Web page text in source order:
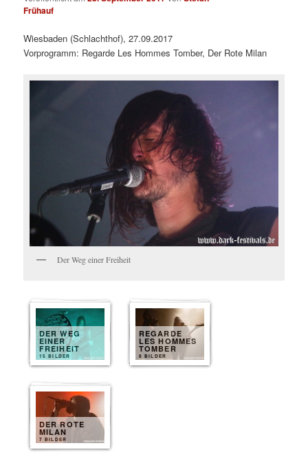
Frühauf
Wiesbaden (Schlachthof), 27.09.2017
Vorprogramm: Regarde Les Hommes Tomber, Der Rote Milan
Der Weg einer Freiheit
DER WEG
EINER
FREIHEIT
15 BILDER
REGARDE
LES HOMMES
TOMBER
8 BILDER
DER ROTE
MILAN
7 BILDER